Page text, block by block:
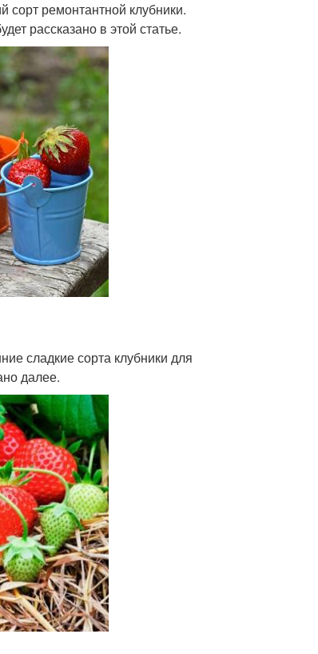
сорт ремонтантной клубники.
рассказано в этой статье.
сладкие сорта клубники для
далее.